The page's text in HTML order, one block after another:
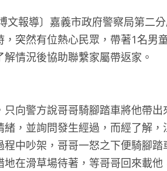
文報導〕嘉義市政府警察局第二
，突然有位熱心民眾，帶著1名男
情況後協助聯繫家屬帶返家。
只向警方說哥哥騎腳踏車將他帶
緒，並詢問發生經過，而經了解
中吵架，哥哥一怒之下便騎腳
在滑草場待著，等哥哥回來載